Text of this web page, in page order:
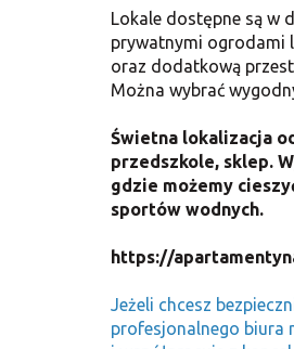
Lokale dostępne są w
prywatnymi ogrodami
oraz dodatkową
Można wybrać
Świetna lokalizacja
przedszkole, sklep.
gdzie możemy
sportów wodnych.
https://
Jeżeli chcesz
profesjonalnego biura